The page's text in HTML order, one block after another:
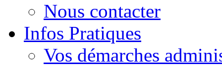
Nous contacter
Infos Pratiques
Vos démarches